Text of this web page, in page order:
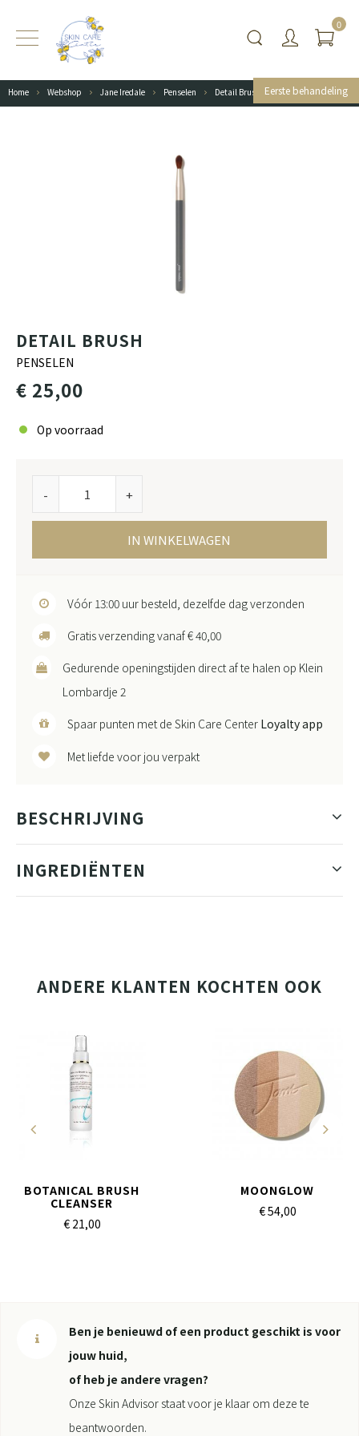
Eerste behandeling
0
Home Webshop Jane Iredale Penselen Detail Brush
DETAIL BRUSH
PENSELEN
€ 25,00
Op voorraad
- +
IN WINKELWAGEN
Vóór 13:00 uur besteld, dezelfde dag verzonden
Gratis verzending vanaf € 40,00
Gedurende openingstijden direct af te halen op Klein
Lombardje 2
Spaar punten met de Skin Care Center Loyalty app
Met liefde voor jou verpakt
BESCHRIJVING
INGREDIËNTEN
ANDERE KLANTEN KOCHTEN OOK
BOTANICAL BRUSH
CLEANSER
€ 21,00
MOONGLOW
€ 54,00
Ben je benieuwd of een product geschikt is voor
jouw huid,
of heb je andere vragen?
Onze Skin Advisor staat voor je klaar om deze te
beantwoorden.